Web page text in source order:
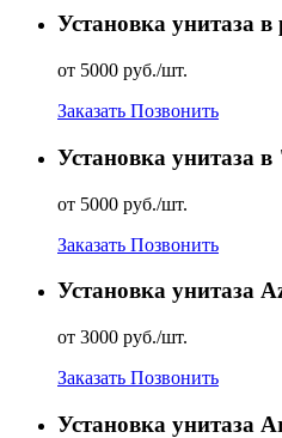
Установка унитаза в
от 5000 руб./шт.
Заказать Позвонить
Установка унитаза
от 5000 руб./шт.
Заказать Позвонить
Установка унитаза
от 3000 руб./шт.
Заказать Позвонить
Установка унитаза